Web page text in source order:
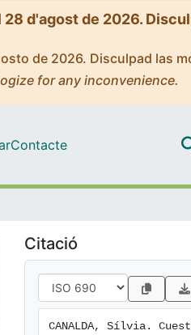
d'agost de 2026.
de 2026. Disculpad las
for any inconvenience.
Contacte
Citació
CANALDA, Sílvia.